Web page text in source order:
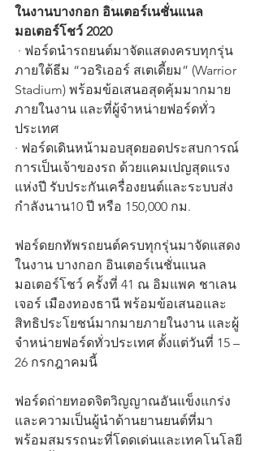
ในงานบางกอก อินเตอร์เนชั่นแนล
มอเตอร์โชว์ 2020
ภายใต้ธีม “วอริเออร์ สเตเดี้ยม” (Warrior
Stadium) พร้อมข้อเสนอสุดคุ้มมากมาย
ภายในงาน และที่ผู้จำหน่ายฟอร์ดทั่ว
ประเทศ
· ฟอร์ดเดินหน้ามอบสุดยอดประสบการณ์
การเป็นเจ้าของรถ ด้วยแคมเปญสุดแรง
แห่งปี รับประกันเครื่องยนต์และระบบส่ง
กำลังนาน10 ปี หรือ 150,000 กม.
ฟอร์ดยกทัพรถยนต์ครบทุกรุ่นมาจัดแสดง
ในงาน บางกอก อินเตอร์เนชั่นแนล
มอเตอร์โชว์ ครั้งที่ 41 ณ อิมแพค ชาเลน
เจอร์ เมืองทองธานี พร้อมข้อเสนอและ
สิทธิประโยชน์มากมายภายในงาน และผู้
จำหน่ายฟอร์ดทั่วประเทศ ตั้งแต่วันที่ 15 –
26 กรกฎาคมนี้
ฟอร์ดถ่ายทอดจิตวิญญาณอันแข็งแกร่ง
และความเป็นผู้นำด้านยานยนต์ที่มา
พร้อมสมรรถนะที่โดดเด่นและเทคโนโลยี